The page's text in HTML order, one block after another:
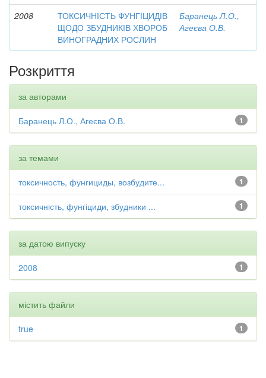
2008
ТОКСИЧНІСТЬ ФУНГІЦИДІВ
ЩОДО ЗБУДНИКІВ ХВОРОБ
ВИНОГРАДНИХ РОСЛИН
Баранець Л.О.,
Агеєва О.В.
Розкриття
за авторами
1
Баранець Л.О., Агеєва О.В.
за темами
1
токсичность, фунгициды, возбудите...
1
токсичність, фунгіциди, збудники ...
за датою випуску
1
2008
містить файли
1
true